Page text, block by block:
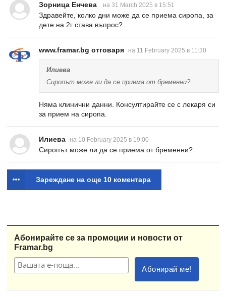
Зорница Енчева на 31 March 2025 в 15:51
Здравейте, колко дни може да се приема сиропа, за
дете на 2г става въпрос?
www.framar.bg отговаря на 11 February 2025 в 11:30
Илиева
Сиропът може ли да се приема от бременни?
Няма клинични данни. Консултирайте се с лекаря си
за прием на сиропа.
Илиева на 10 February 2025 в 19:00
Сиропът може ли да се приема от бременни?
Зареждане на още 10 коментара
Абонирайте се за промоции и новости от
Framar.bg